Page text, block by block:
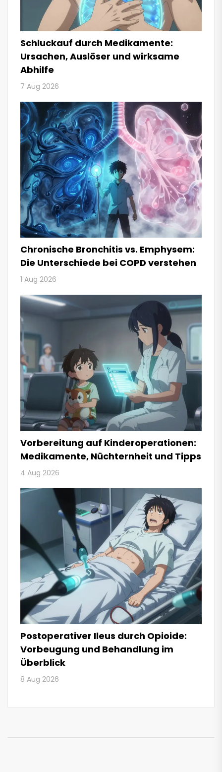
Schluckauf durch Medikamente:
Ursachen, Auslöser und wirksame
Abhilfe
7 Aug 2026
Chronische Bronchitis vs. Emphysem:
Die Unterschiede bei COPD verstehen
1 Aug 2026
Vorbereitung auf Kinderoperationen:
Medikamente, Nüchternheit und Tipps
4 Aug 2026
Postoperativer Ileus durch Opioide:
Vorbeugung und Behandlung im
Überblick
8 Aug 2026